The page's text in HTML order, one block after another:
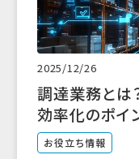
2025/12/26
調達業務とは
効率化のポイ
お役立ち情報